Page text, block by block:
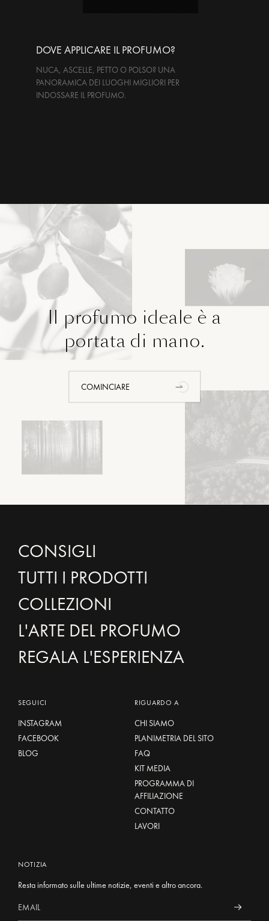
DOVE APPLICARE IL PROFUMO?
NUCA, ASCELLE, PETTO O POLSO? UNA
PANORAMICA DEI LUOGHI MIGLIORI PER
INDOSSARE IL PROFUMO.
Il profumo ideale è a
portata di mano.
COMINCIARE
CONSIGLI
TUTTI I PRODOTTI
COLLEZIONI
L'ARTE DEL PROFUMO
REGALA L'ESPERIENZA
SEGUICI
INSTAGRAM
FACEBOOK
BLOG
RIGUARDO A
CHI SIAMO
PLANIMETRIA DEL SITO
FAQ
KIT MEDIA
PROGRAMMA DI
AFFILIAZIONE
CONTATTO
LAVORI
NOTIZIA
Resta informato sulle ultime notizie, eventi e altro ancora.